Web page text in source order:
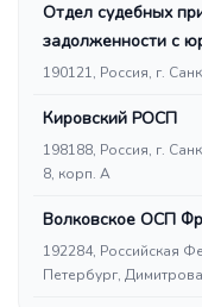
Отдел судебных
задолженности с
190121, Россия, г.
Кировский РОСП
198188, Россия, г.
8, корп. А
Волковское ОСП
192284, Российская
Петербург,